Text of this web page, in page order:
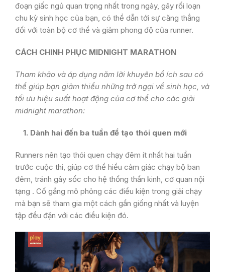
đoạn giấc ngủ quan trọng nhất trong ngày, gây rối loạn
chu kỳ sinh học của bạn, có thể dẫn tới sự căng thẳng
đối với toàn bộ cơ thể và giảm phong độ của runner.
CÁCH CHINH PHỤC MIDNIGHT MARATHON
Tham khảo và áp dụng năm lời khuyên bổ ích sau có
thể giúp bạn giảm thiểu những trở ngại về sinh học, và
tối ưu hiệu suất hoạt động của cơ thể cho các giải
midnight marathon:
1. Dành hai đến ba tuần để tạo thói quen mới
Runners nên tạo thói quen chạy đêm ít nhất hai tuần
trước cuộc thi, giúp cơ thể hiểu cảm giác chạy bộ ban
đêm, tránh gây sốc cho hệ thống thần kinh, cơ quan nội
tạng . Cố gắng mô phỏng các điều kiện trong giải chạy
mà bạn sẽ tham gia một cách gần giống nhất và luyện
tập đều đặn với các điều kiện đó.